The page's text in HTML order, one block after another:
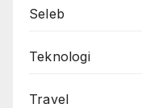
Seleb
Teknologi
Travel